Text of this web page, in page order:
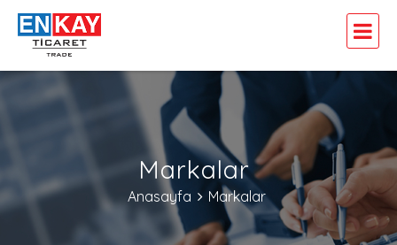
Markalar
Anasayfa Markalar